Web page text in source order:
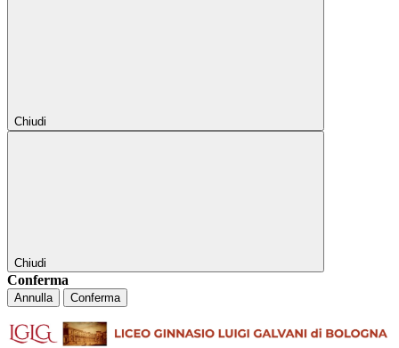
Chiudi
Chiudi
Conferma
Annulla Conferma